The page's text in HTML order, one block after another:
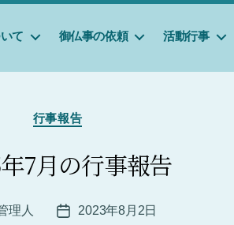
て 御仏事の依頼 活動行事
Categories
行事報告
7月の行事報告
理人
Post2023年8月2日